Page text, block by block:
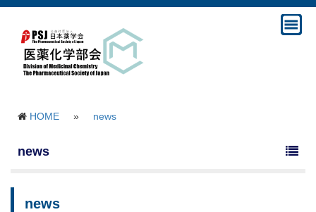
HOME » news
news
news